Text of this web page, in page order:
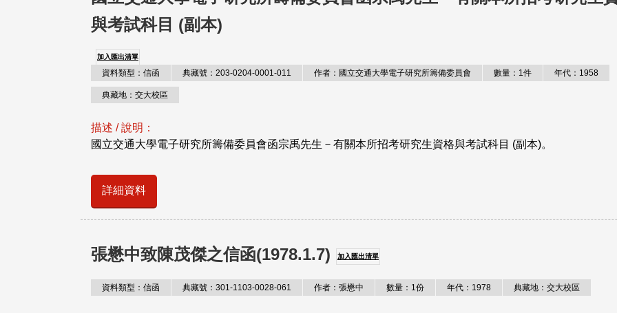
與考試科目 (副本)
加入匯出清單
資料類型：信函 典藏號：203-0204-0001-011 作者：國立交通大學電子研究所籌備委員會 數量：1件 年代：1958
典藏地：交大校區
描述 / 說明：
國立交通大學電子研究所籌備委員會函宗禹先生－有關本所招考研究生資格與考試科目 (副本)。
詳細資料
張懋中致陳茂傑之信函(1978.1.7) 加入匯出清單
資料類型：信函 典藏號：301-1103-0028-061 作者：張懋中 數量：1份 年代：1978 典藏地：交大校區